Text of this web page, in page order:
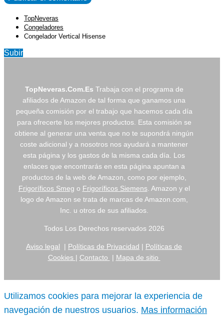
TopNeveras
Congeladores
Congelador Vertical Hisense
Subir
TopNeveras.Com.Es Trabaja con el programa de
afiliados de Amazon de tal forma que ganamos una
pequeña comisión por el trabajo que hacemos cada día
para ofrecerte los mejores productos. Esta comisión se
obtiene al generar una venta que no te supondrá ningún
coste adicional y a nosotros nos ayudará a mantener
esta página y los gastos de la misma cada día. Los
enlaces que encontrarás en esta página apuntan a
productos de la web de Amazon, como por ejemplo,
Frigoríficos Smeg o Frigoríficos Siemens. Amazon y el
logo de Amazon se trata de marcas de Amazon.com,
Inc. u otros de sus afiliados.
Todos Los Derechos reservados 2026
Aviso legal | Políticas de Privacidad | Políticas de
Cookies | Contacto | Mapa de sitio
Utilizamos cookies para mejorar la experiencia de
navegación de nuestros usuarios. Mas información